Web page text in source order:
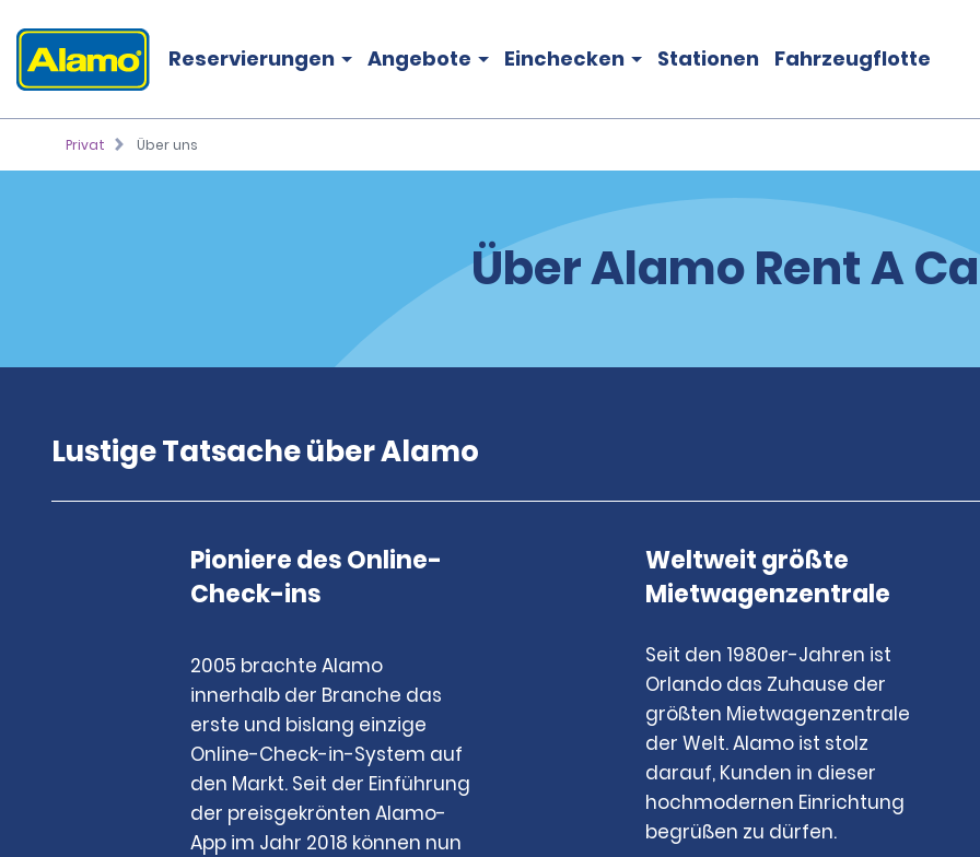
Reservierungen Angebote Einchecken Stationen Fahrzeugflotte
Privat Über uns
Über Alamo Rent A
Lustige Tatsache über Alamo
Pioniere des Online-
Check-ins
2005 brachte Alamo
innerhalb der Branche das
erste und bislang einzige
Online-Check-in-System auf
den Markt. Seit der Einführung
der preisgekrönten Alamo-
App im Jahr 2018 können nun
Weltweit größte
Mietwagenzentrale
Seit den 1980er-Jahren ist
Orlando das Zuhause der
größten Mietwagenzentrale
der Welt. Alamo ist stolz
darauf, Kunden in dieser
hochmodernen Einrichtung
begrüßen zu dürfen.